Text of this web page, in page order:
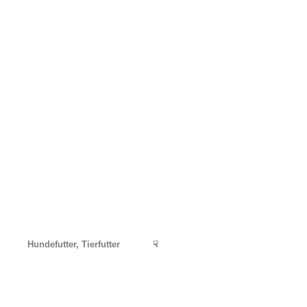
Hundefutter, Tierfutter ☟